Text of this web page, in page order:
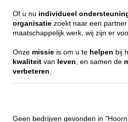
Of u nu individueel
organisatie zoekt naar een
maatschappelijk werk, wij zijn er
Onze missie is om u te helpen bij
kwaliteit van leven , en samen de
verbeteren
Geen bedrijven gevonden in